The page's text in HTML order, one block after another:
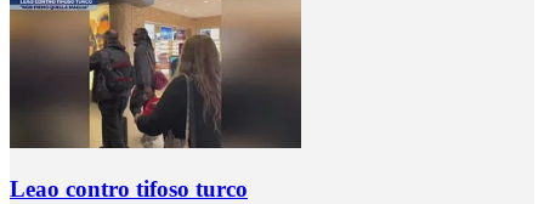
Leao contro tifoso turco